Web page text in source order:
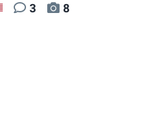
US 3 8